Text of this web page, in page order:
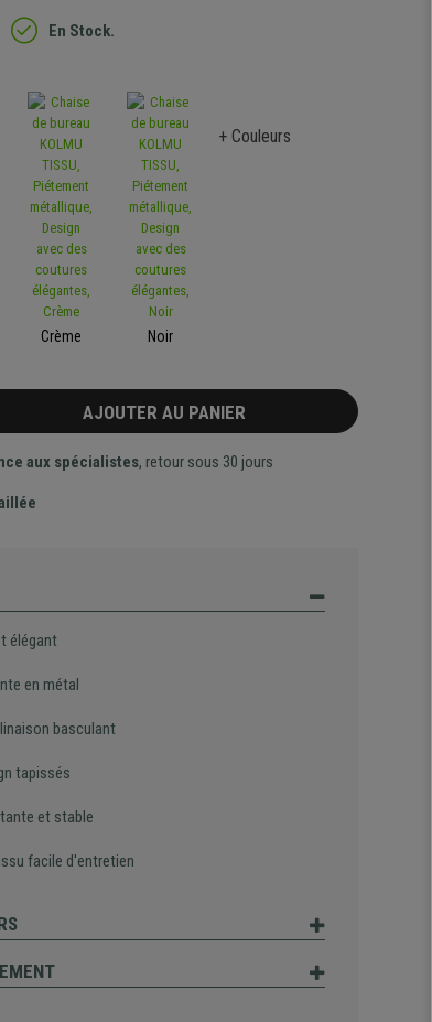
En Stock.
Crème Noir
+ Couleurs
AJOUTER AU PANIER
aux spécialistes, retour sous 30 jours
élégant
en métal
basculant
tapissés
et stable
facile d'entretien